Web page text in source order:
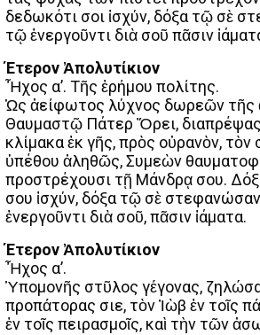
δεδωκότι σοι ἰσχύν, δόξα τῷ σὲ
τῷ ἐνεργοῦντι διὰ σοῦ πᾶσιν
Έτερον Ἀπολυτίκιον
Ἦχος α’. Τῆς ἐρήμου πολίτης.
Ὡς ἀείφωτος λύχνος δωρεῶν τῆς
Θαυμαστῷ Πάτερ Ὄρει, διαπρέψας
κλίμακα ἐκ γῆς, πρὸς οὐρανὸν, τὸν
ὑπέθου ἀληθῶς, Συμεὼν
προστρέχουσι τῇ Μάνδρᾳ σου.
σου ἰσχύν, δόξα τῷ σὲ
ἐνεργοῦντι διὰ σοῦ, πᾶσιν ἰάματα.
Έτερον Ἀπολυτίκιον
Ἦχος α’.
Ὑπομονῆς στῦλος γέγονας,
προπάτορας Ὅσιε, τὸν Ἰὼβ ἐν τοῖς
ἐν τοῖς πειρασμοῖς, καὶ τὴν τῶν